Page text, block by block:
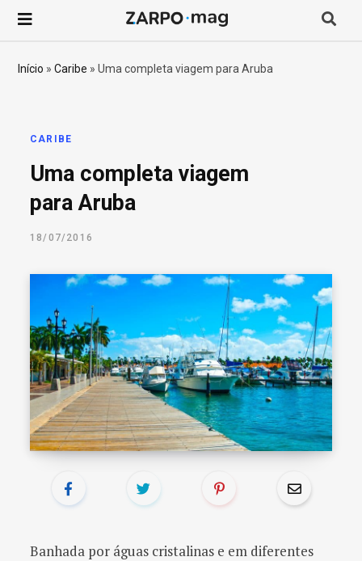
Início »Caribe »Uma completa viagem para Aruba
CARIBE
Uma completa viagem
para Aruba
18/07/2016
Banhada por águas cristalinas e em diferentes